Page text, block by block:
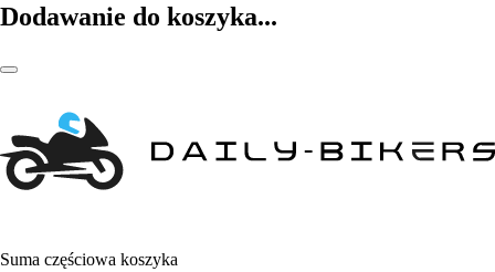
Dodawanie do koszyka...
Suma częściowa koszyka